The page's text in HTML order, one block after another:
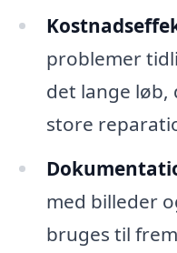
problemer
det lange løb,
store
med billeder
bruges til